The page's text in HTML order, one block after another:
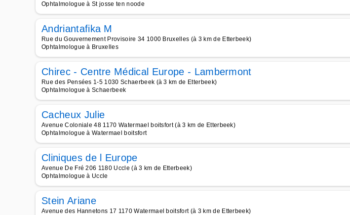
Ophtalmologue à St josse ten noode
Andriantafika M
Rue du Gouvernement Provisoire 34 1000 Bruxelles (à 3 km de Etterbeek)
Ophtalmologue à Bruxelles
Chirec - Centre Médical Europe - Lambermont
Rue des Pensées 1-5 1030 Schaerbeek (à 3 km de Etterbeek)
Ophtalmologue à Schaerbeek
Cacheux Julie
Avenue Coloniale 48 1170 Watermael boitsfort (à 3 km de Etterbeek)
Ophtalmologue à Watermael boitsfort
Cliniques de l Europe
Avenue De Fré 206 1180 Uccle (à 3 km de Etterbeek)
Ophtalmologue à Uccle
Stein Ariane
Avenue des Hannetons 17 1170 Watermael boitsfort (à 3 km de Etterbeek)